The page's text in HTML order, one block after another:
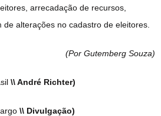
arrecadação de recursos,
alterações no cadastro de eleitores.
(Por Gutemberg Souza)
\\ André Richter)
\\ Divulgação)